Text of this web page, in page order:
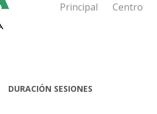
Principal Centro
DURACIÓN SESIONES